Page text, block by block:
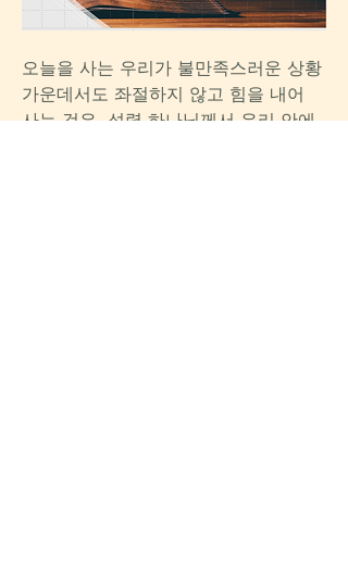
오늘을 사는 우리가 불만족스러운 상황
가운데서도 좌절하지 않고 힘을 내어
사는 것은, 성령 하나님께서 우리 안에